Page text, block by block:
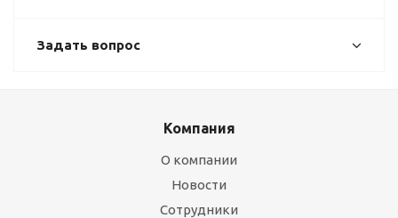
Задать вопрос
Компания
О компании
Новости
Сотрудники